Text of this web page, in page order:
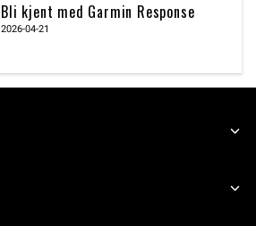
Bli kjent med Garmin Response
2026-04-21